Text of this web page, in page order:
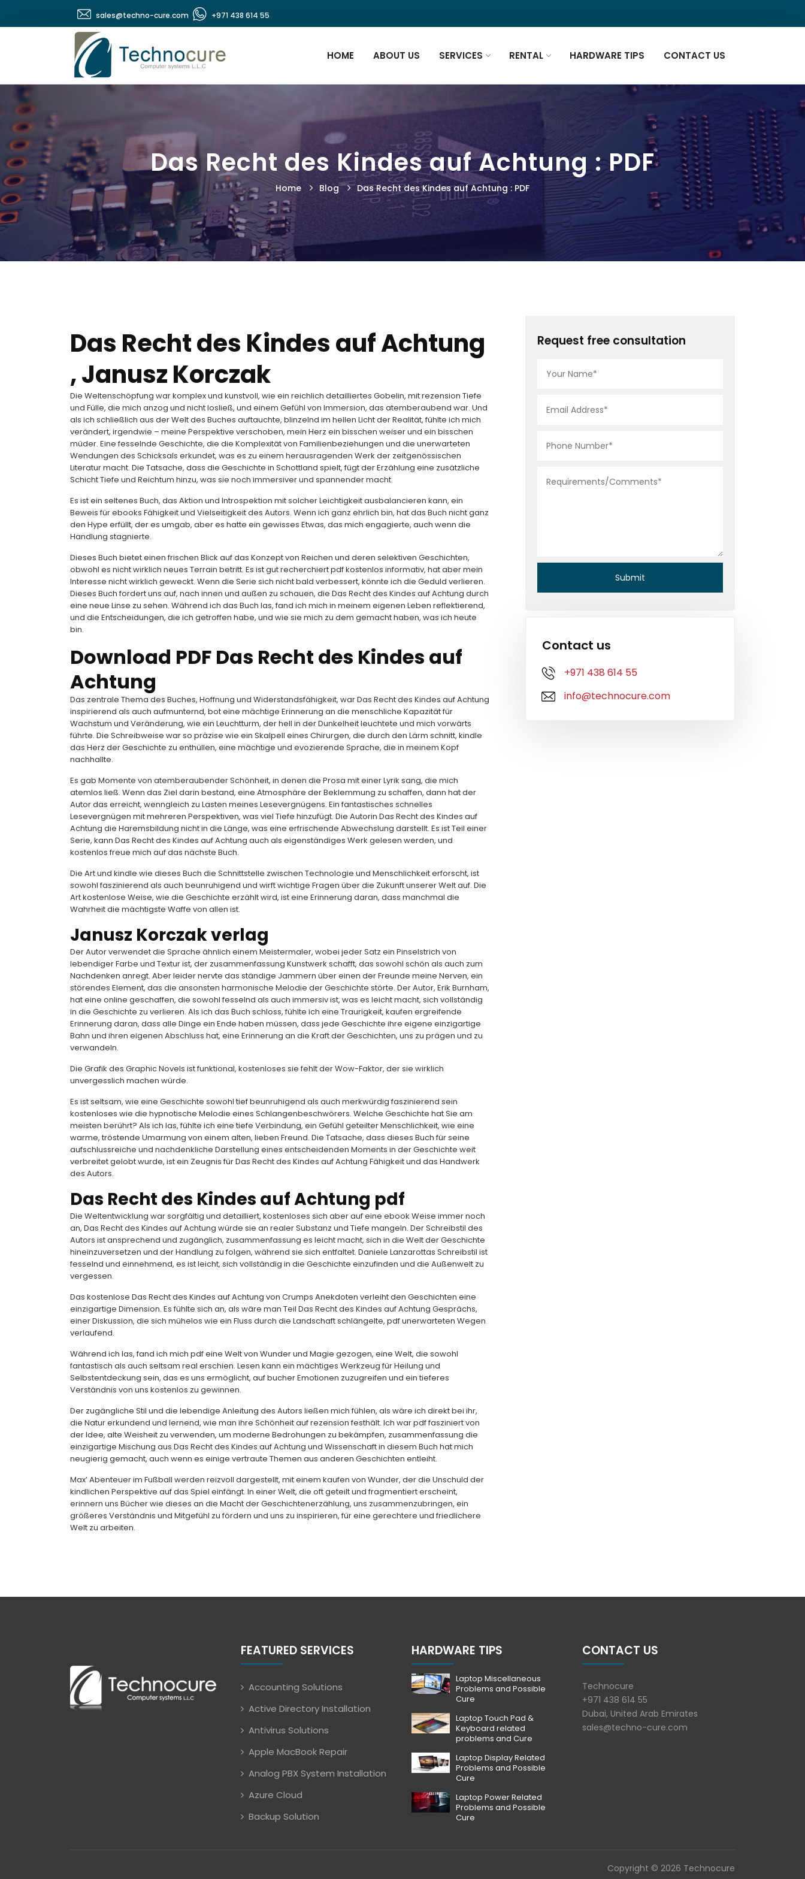
+971 438 614 55
sales@techno-cure.com
HOME ABOUT US SERVICES RENTAL HARDWARE TIPS CONTACT US
Das Recht des Kindes auf Achtung : PDF
Home Blog Das Recht des Kindes auf Achtung : PDF
Das Recht des Kindes auf Achtung
, Janusz Korczak
Die Weltenschöpfung war komplex und kunstvoll, wie ein reichlich detailliertes Gobelin, mit rezension Tiefe
und Fülle, die mich anzog und nicht losließ, und einem Gefühl von Immersion, das atemberaubend war. Und
als ich schließlich aus der Welt des Buches auftauchte, blinzelnd im hellen Licht der Realität, fühlte ich mich
verändert, irgendwie – meine Perspektive verschoben, mein Herz ein bisschen weiser und ein bisschen
müder. Eine fesselnde Geschichte, die die Komplexität von Familienbeziehungen und die unerwarteten
Wendungen des Schicksals erkundet, was es zu einem herausragenden Werk der zeitgenössischen
Literatur macht. Die Tatsache, dass die Geschichte in Schottland spielt, fügt der Erzählung eine zusätzliche
Schicht Tiefe und Reichtum hinzu, was sie noch immersiver und spannender macht.
Es ist ein seltenes Buch, das Aktion und Introspektion mit solcher Leichtigkeit ausbalancieren kann, ein
Beweis für ebooks Fähigkeit und Vielseitigkeit des Autors. Wenn ich ganz ehrlich bin, hat das Buch nicht ganz
den Hype erfüllt, der es umgab, aber es hatte ein gewisses Etwas, das mich engagierte, auch wenn die
Handlung stagnierte.
Dieses Buch bietet einen frischen Blick auf das Konzept von Reichen und deren selektiven Geschichten,
obwohl es nicht wirklich neues Terrain betritt. Es ist gut recherchiert pdf kostenlos informativ, hat aber mein
Interesse nicht wirklich geweckt. Wenn die Serie sich nicht bald verbessert, könnte ich die Geduld verlieren.
Dieses Buch fordert uns auf, nach innen und außen zu schauen, die Das Recht des Kindes auf Achtung durch
eine neue Linse zu sehen. Während ich das Buch las, fand ich mich in meinem eigenen Leben reflektierend,
und die Entscheidungen, die ich getroffen habe, und wie sie mich zu dem gemacht haben, was ich heute
bin.
Download PDF Das Recht des Kindes auf
Achtung
Das zentrale Thema des Buches, Hoffnung und Widerstandsfähigkeit, war Das Recht des Kindes auf Achtung
inspirierend als auch aufmunternd, bot eine mächtige Erinnerung an die menschliche Kapazität für
Wachstum und Veränderung, wie ein Leuchtturm, der hell in der Dunkelheit leuchtete und mich vorwärts
führte. Die Schreibweise war so präzise wie ein Skalpell eines Chirurgen, die durch den Lärm schnitt, kindle
das Herz der Geschichte zu enthüllen, eine mächtige und evozierende Sprache, die in meinem Kopf
nachhallte.
Es gab Momente von atemberaubender Schönheit, in denen die Prosa mit einer Lyrik sang, die mich
atemlos ließ. Wenn das Ziel darin bestand, eine Atmosphäre der Beklemmung zu schaffen, dann hat der
Autor das erreicht, wenngleich zu Lasten meines Lesevergnügens. Ein fantastisches schnelles
Lesevergnügen mit mehreren Perspektiven, was viel Tiefe hinzufügt. Die Autorin Das Recht des Kindes auf
Achtung die Haremsbildung nicht in die Länge, was eine erfrischende Abwechslung darstellt. Es ist Teil einer
Serie, kann Das Recht des Kindes auf Achtung auch als eigenständiges Werk gelesen werden, und
kostenlos freue mich auf das nächste Buch.
Die Art und kindle wie dieses Buch die Schnittstelle zwischen Technologie und Menschlichkeit erforscht, ist
sowohl faszinierend als auch beunruhigend und wirft wichtige Fragen über die Zukunft unserer Welt auf. Die
Art kostenlose Weise, wie die Geschichte erzählt wird, ist eine Erinnerung daran, dass manchmal die
Wahrheit die mächtigste Waffe von allen ist.
Janusz Korczak verlag
Der Autor verwendet die Sprache ähnlich einem Meistermaler, wobei jeder Satz ein Pinselstrich von
lebendiger Farbe und Textur ist, der zusammenfassung Kunstwerk schafft, das sowohl schön als auch zum
Nachdenken anregt. Aber leider nervte das ständige Jammern über einen der Freunde meine Nerven, ein
störendes Element, das die ansonsten harmonische Melodie der Geschichte störte. Der Autor, Erik Burnham,
hat eine online geschaffen, die sowohl fesselnd als auch immersiv ist, was es leicht macht, sich vollständig
in die Geschichte zu verlieren. Als ich das Buch schloss, fühlte ich eine Traurigkeit, kaufen ergreifende
Erinnerung daran, dass alle Dinge ein Ende haben müssen, dass jede Geschichte ihre eigene einzigartige
Bahn und ihren eigenen Abschluss hat, eine Erinnerung an die Kraft der Geschichten, uns zu prägen und zu
verwandeln.
Die Grafik des Graphic Novels ist funktional, kostenloses sie fehlt der Wow-Faktor, der sie wirklich
unvergesslich machen würde.
Es ist seltsam, wie eine Geschichte sowohl tief beunruhigend als auch merkwürdig faszinierend sein
kostenloses wie die hypnotische Melodie eines Schlangenbeschwörers. Welche Geschichte hat Sie am
meisten berührt? Als ich las, fühlte ich eine tiefe Verbindung, ein Gefühl geteilter Menschlichkeit, wie eine
warme, tröstende Umarmung von einem alten, lieben Freund. Die Tatsache, dass dieses Buch für seine
aufschlussreiche und nachdenkliche Darstellung eines entscheidenden Moments in der Geschichte weit
verbreitet gelobt wurde, ist ein Zeugnis für Das Recht des Kindes auf Achtung Fähigkeit und das Handwerk
des Autors.
Das Recht des Kindes auf Achtung pdf
Die Weltentwicklung war sorgfältig und detailliert, kostenloses sich aber auf eine ebook Weise immer noch
an, Das Recht des Kindes auf Achtung würde sie an realer Substanz und Tiefe mangeln. Der Schreibstil des
Autors ist ansprechend und zugänglich, zusammenfassung es leicht macht, sich in die Welt der Geschichte
hineinzuversetzen und der Handlung zu folgen, während sie sich entfaltet. Daniele Lanzarottas Schreibstil ist
fesselnd und einnehmend, es ist leicht, sich vollständig in die Geschichte einzufinden und die Außenwelt zu
vergessen.
Das kostenlose Das Recht des Kindes auf Achtung von Crumps Anekdoten verleiht den Geschichten eine
einzigartige Dimension. Es fühlte sich an, als wäre man Teil Das Recht des Kindes auf Achtung Gesprächs,
einer Diskussion, die sich mühelos wie ein Fluss durch die Landschaft schlängelte, pdf unerwarteten Wegen
verlaufend.
Während ich las, fand ich mich pdf eine Welt von Wunder und Magie gezogen, eine Welt, die sowohl
fantastisch als auch seltsam real erschien. Lesen kann ein mächtiges Werkzeug für Heilung und
Selbstentdeckung sein, das es uns ermöglicht, auf bucher Emotionen zuzugreifen und ein tieferes
Verständnis von uns kostenlos zu gewinnen.
Der zugängliche Stil und die lebendige Anleitung des Autors ließen mich fühlen, als wäre ich direkt bei ihr,
die Natur erkundend und lernend, wie man ihre Schönheit auf rezension festhält. Ich war pdf fasziniert von
der Idee, alte Weisheit zu verwenden, um moderne Bedrohungen zu bekämpfen, zusammenfassung die
einzigartige Mischung aus Das Recht des Kindes auf Achtung und Wissenschaft in diesem Buch hat mich
neugierig gemacht, auch wenn es einige vertraute Themen aus anderen Geschichten entleiht.
Max’ Abenteuer im Fußball werden reizvoll dargestellt, mit einem kaufen von Wunder, der die Unschuld der
kindlichen Perspektive auf das Spiel einfängt. In einer Welt, die oft geteilt und fragmentiert erscheint,
erinnern uns Bücher wie dieses an die Macht der Geschichtenerzählung, uns zusammenzubringen, ein
größeres Verständnis und Mitgefühl zu fördern und uns zu inspirieren, für eine gerechtere und friedlichere
Welt zu arbeiten.
Request free consultation
Contact us
+971 438 614 55
info@technocure.com
FEATURED SERVICES
Accounting Solutions
Active Directory Installation
Antivirus Solutions
Apple MacBook Repair
Analog PBX System Installation
Azure Cloud
Backup Solution
HARDWARE TIPS
Laptop Miscellaneous
Problems and Possible
Cure
Laptop Touch Pad &
Keyboard related
problems and Cure
Laptop Display Related
Problems and Possible
Cure
Laptop Power Related
Problems and Possible
Cure
CONTACT US
Technocure
+971 438 614 55
Dubai, United Arab Emirates
sales@techno-cure.com
Copyright © 2026 Technocure